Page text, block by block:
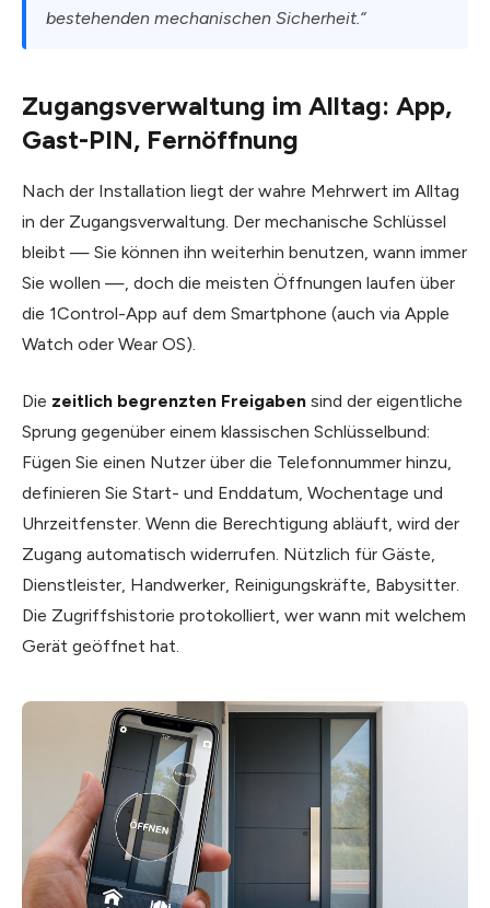
bestehenden mechanischen Sicherheit.“
Zugangsverwaltung im Alltag: App,
Gast-PIN, Fernöffnung
Nach der Installation liegt der wahre Mehrwert im Alltag
in der Zugangsverwaltung. Der mechanische Schlüssel
bleibt — Sie können ihn weiterhin benutzen, wann immer
Sie wollen —, doch die meisten Öffnungen laufen über
die 1Control-App auf dem Smartphone (auch via Apple
Watch oder Wear OS).
Die zeitlich begrenzten Freigaben sind der eigentliche
Sprung gegenüber einem klassischen Schlüsselbund:
Fügen Sie einen Nutzer über die Telefonnummer hinzu,
definieren Sie Start- und Enddatum, Wochentage und
Uhrzeitfenster. Wenn die Berechtigung abläuft, wird der
Zugang automatisch widerrufen. Nützlich für Gäste,
Dienstleister, Handwerker, Reinigungskräfte, Babysitter.
Die Zugriffshistorie protokolliert, wer wann mit welchem
Gerät geöffnet hat.